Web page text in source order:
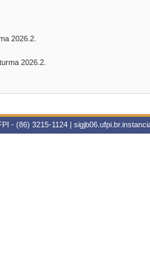
2026.2.
2026.2.
- (86) 3215-1124 |